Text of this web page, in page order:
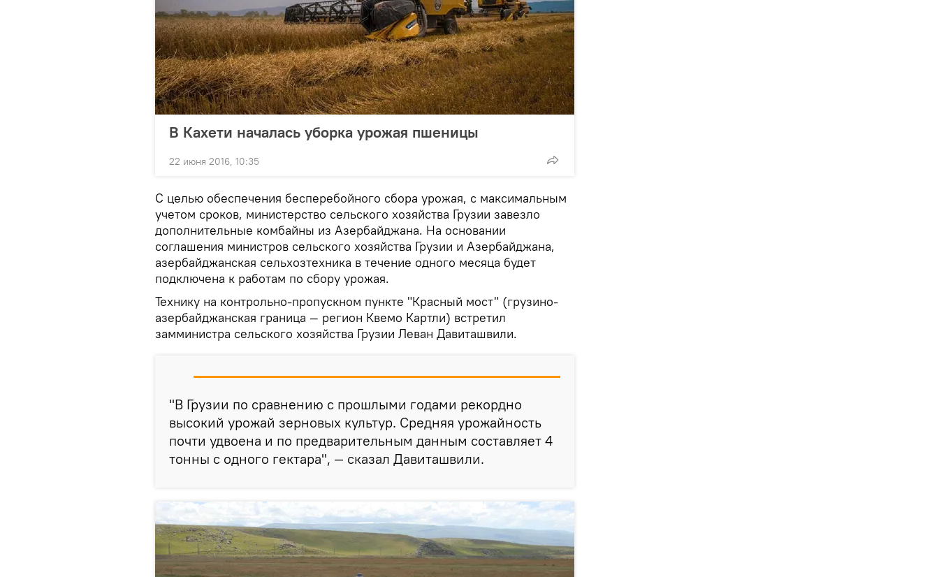
В Кахети началась уборка урожая пшеницы
22 июня 2016, 10:35
С целью обеспечения бесперебойного сбора урожая, с максимальным
учетом сроков, министерство сельского хозяйства Грузии завезло
дополнительные комбайны из Азербайджана. На основании
соглашения министров сельского хозяйства Грузии и Азербайджана,
азербайджанская сельхозтехника в течение одного месяца будет
подключена к работам по сбору урожая.
Технику на контрольно-пропускном пункте "Красный мост" (грузино-
азербайджанская граница — регион Квемо Картли) встретил
замминистра сельского хозяйства Грузии Леван Давиташвили.
"В Грузии по сравнению с прошлыми годами рекордно
высокий урожай зерновых культур. Средняя урожайность
почти удвоена и по предварительным данным составляет 4
тонны с одного гектара", — сказал Давиташвили.